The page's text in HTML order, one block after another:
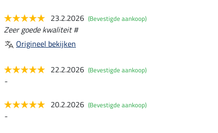
23.2.2026 (Bevestigde aankoop)
Zeer goede kwaliteit #
Origineel bekijken
22.2.2026 (Bevestigde aankoop)
-
20.2.2026 (Bevestigde aankoop)
-